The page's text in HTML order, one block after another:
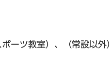
ーツ教室）、（常設以外